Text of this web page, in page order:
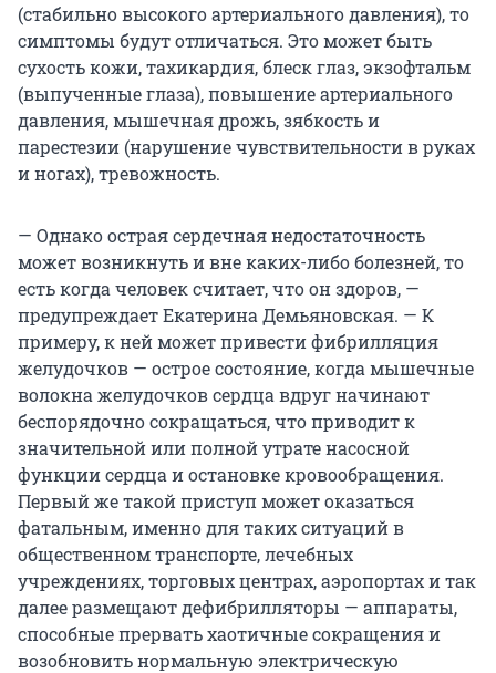
(стабильно высокого артериального давления), то
симптомы будут отличаться. Это может быть
сухость кожи, тахикардия, блеск глаз, экзофтальм
(выпученные глаза), повышение артериального
давления, мышечная дрожь, зябкость и
парестезии (нарушение чувствительности в руках
и ногах), тревожность.
— Однако острая сердечная недостаточность
может возникнуть и вне каких-либо болезней, то
есть когда человек считает, что он здоров, —
предупреждает Екатерина Демьяновская. — К
примеру, к ней может привести фибрилляция
желудочков — острое состояние, когда мышечные
волокна желудочков сердца вдруг начинают
беспорядочно сокращаться, что приводит к
значительной или полной утрате насосной
функции сердца и остановке кровообращения.
Первый же такой приступ может оказаться
фатальным, именно для таких ситуаций в
общественном транспорте, лечебных
учреждениях, торговых центрах, аэропортах и так
далее размещают дефибрилляторы — аппараты,
способные прервать хаотичные сокращения и
возобновить нормальную электрическую